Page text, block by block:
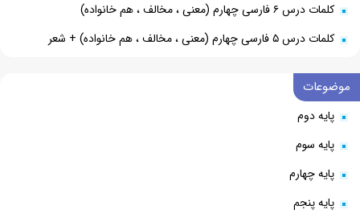
کلمات درس ۶ فارسی چهارم (معنی ، مخالف ، هم خانواده)
کلمات درس ۵ فارسی چهارم (معنی ، مخالف ، هم خانواده) + شعر
موضوعات
پایه دوم
پایه سوم
پایه چهارم
پایه پنجم